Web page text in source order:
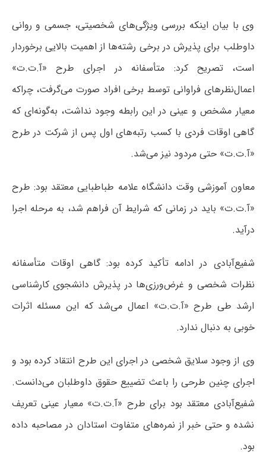
وی با بیان اینکه بررسی ویژگی‌های شخصیتی، جسمی و روانی
داوطلب برای پذیرش در برخی رشته‌ها از اهمیت بالایی برخوردار
است، تصریح کرد: متأسفانه در اجرای طرح «آ.ت.ت»
اعمال‌نظرهای فراوانی توسط برخی افراد صورت می‌گرفت، چراکه
معیار مشخص و عینی در این رابطه وجود نداشت، به‌گونه‌ای که
گاهی اوقات فردی با کسب رتبه‌های اول پس از شرکت در طرح
«آ.ت.ت» حتی مردود نیز می‌شد.
معاون آموزشی وقت دانشگاه علامه طباطبایی معتقد بود: طرح
«آ.ت.ت» باید در زمانی که شرایط آن فراهم شد، به مرحله اجرا
درآید.
شفیع‌آبادی در ادامه تأکید کرده بود: گاهی اوقات متأسفانه
نظرات شخصی و غرض‌ورزی‌ها در پذیرش دانشجوی کارشناسی
ارشد طی طرح «آ.ت.ت» اعمال می‌شد که این مسئله اثرات
خوبی به دنبال ندارد.
وی از وجود سلایق شخصی در اجرای این طرح انتقاد کرده بود و
اجرای چنین طرحی را باعث تضییع حقوق داوطلبان می‌دانست.
شفیع‌آبادی معتقد بود برای طرح «آ.ت.ت» معیار عینی تعریف
نشده و حتی خبر از نمره‌های متفاوت استادان در مصاحبه داده
بود.